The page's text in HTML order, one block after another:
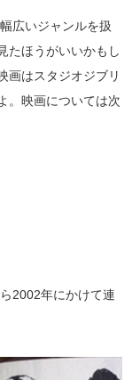
広いジャンルを扱
たほうがいいかもし
画はスタジオジブリ
。映画については次
2002年にかけて連